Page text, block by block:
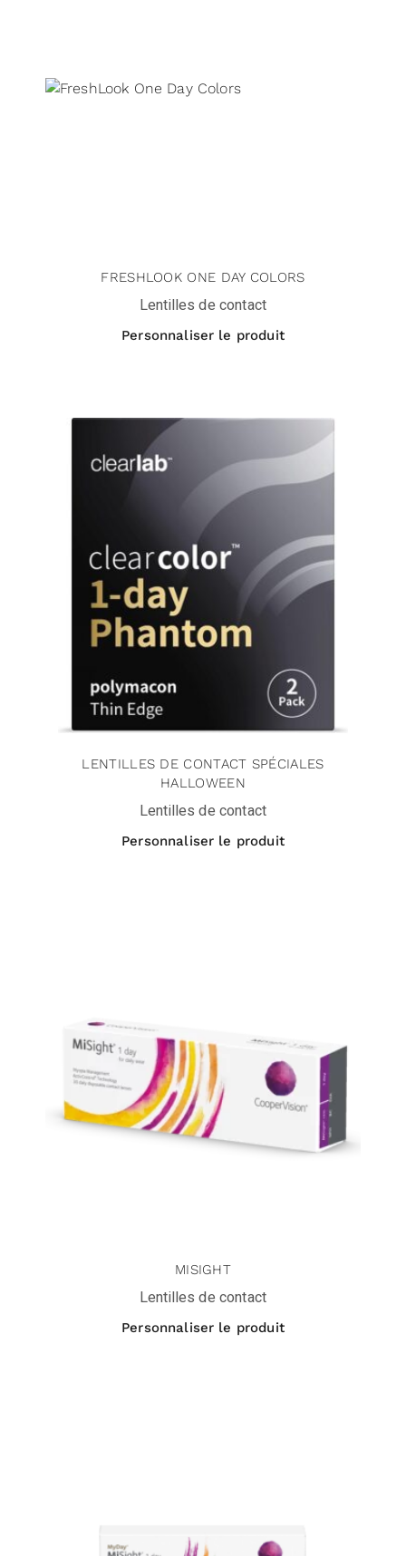
FRESHLOOK ONE DAY COLORS
Lentilles de contact
Personnaliser le produit
LENTILLES DE CONTACT SPÉCIALES
HALLOWEEN
Lentilles de contact
Personnaliser le produit
MISIGHT
Lentilles de contact
Personnaliser le produit